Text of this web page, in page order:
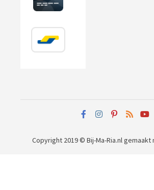
Copyright 2019 © Bij-Ma-Ria.nlgemaakt